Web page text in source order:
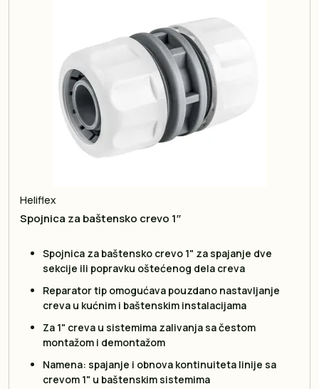
Heliflex
Spojnica za baštensko crevo 1″
Spojnica za baštensko crevo 1" za spajanje dve
sekcije ili popravku oštećenog dela creva
Reparator tip omogućava pouzdano nastavljanje
creva u kućnim i baštenskim instalacijama
Za 1" creva u sistemima zalivanja sa čestom
montažom i demontažom
Namena: spajanje i obnova kontinuiteta linije sa
crevom 1" u baštenskim sistemima